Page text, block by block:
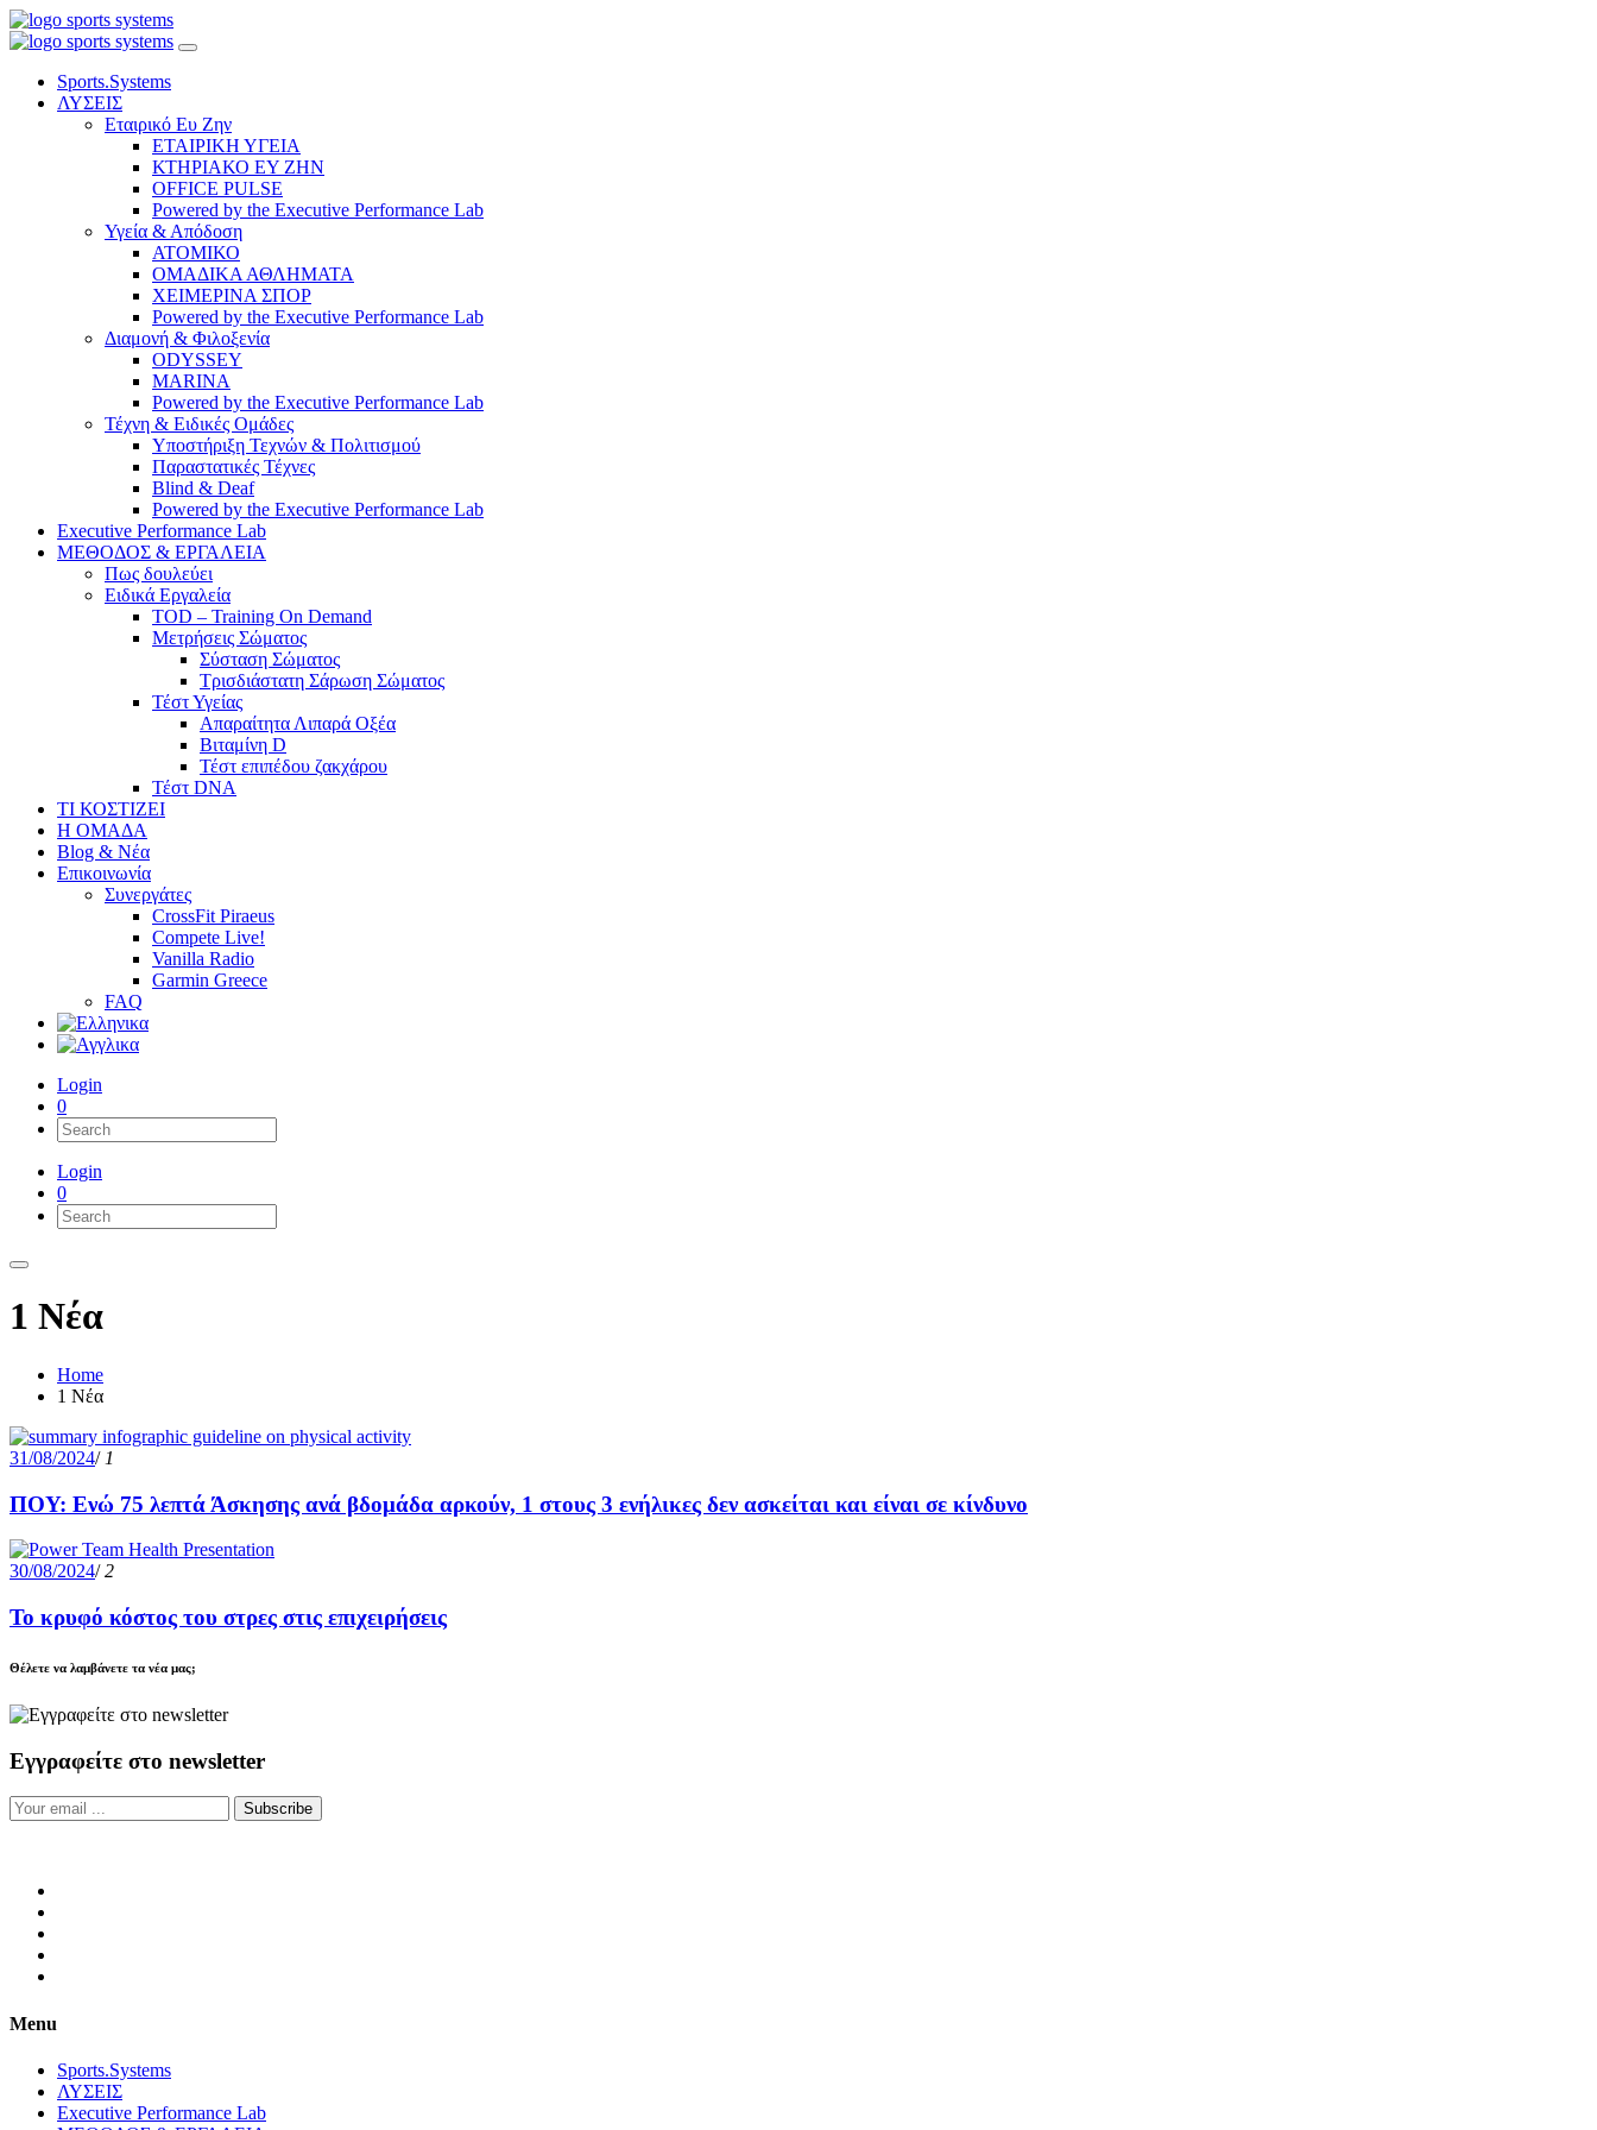
Sports.Systems
ΛΥΣΕΙΣ
Εταιρικό Ευ Ζην
ΕΤΑΙΡΙΚΗ ΥΓΕΙΑ
ΚΤΗΡΙΑΚΟ ΕΥ ΖΗΝ
OFFICE PULSE
Powered by the Executive Performance Lab
Υγεία & Απόδοση
ΑΤΟΜΙΚΟ
ΟΜΑΔΙΚΑ ΑΘΛΗΜΑΤΑ
ΧΕΙΜΕΡΙΝΑ ΣΠΟΡ
Powered by the Executive Performance Lab
Διαμονή & Φιλοξενία
ODYSSEY
MARINA
Powered by the Executive Performance Lab
Τέχνη & Ειδικές Ομάδες
Υποστήριξη Τεχνών & Πολιτισμού
Παραστατικές Τέχνες
Blind & Deaf
Powered by the Executive Performance Lab
Executive Performance Lab
ΜΕΘΟΔΟΣ & ΕΡΓΑΛΕΙΑ
Πως δουλεύει
Ειδικά Εργαλεία
TOD – Training On Demand
Μετρήσεις Σώματος
Σύσταση Σώματος
Τρισδιάστατη Σάρωση Σώματος
Τέστ Υγείας
Απαραίτητα Λιπαρά Οξέα
Βιταμίνη D
Τέστ επιπέδου ζακχάρου
Τέστ DNA
ΤΙ ΚΟΣΤΙΖΕΙ
Η ΟΜΑΔΑ
Blog & Νέα
Επικοινωνία
Συνεργάτες
CrossFit Piraeus
Compete Live!
Vanilla Radio
Garmin Greece
FAQ
Login
0
Login
0
1 Νέα
Home
1 Νέα
31/08/2024/ 1
ΠΟΥ: Ενώ 75 λεπτά Άσκησης ανά βδομάδα αρκούν, 1 στους 3 ενήλικες δεν ασκείται και είναι σε κίνδυνο
30/08/2024/ 2
Το κρυφό κόστος του στρες στις επιχειρήσεις
Θέλετε να λαμβάνετε τα νέα μας;
Εγγραφείτε στο newsletter
Subscribe
Menu
Sports.Systems
ΛΥΣΕΙΣ
Executive Performance Lab